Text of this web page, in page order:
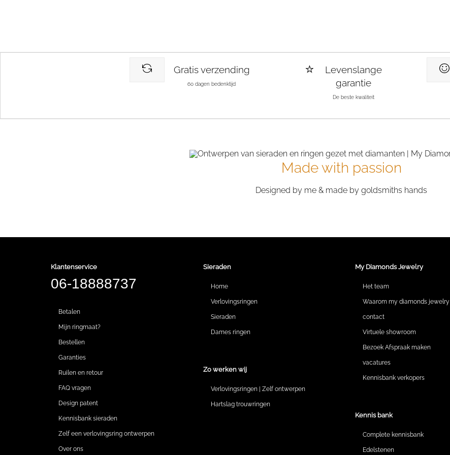
Gratis verzending
60 dagen bedenktijd
Levenslange
garantie
De beste kwaliteit
Made with passion
Designed by me & made by goldsmiths hands
Klantenservice
06-18888737
Betalen
Mijn ringmaat?
Bestellen
Garanties
Ruilen en retour
FAQ vragen
Design patent
Kennisbank sieraden
Zelf een verlovingsring ontwerpen
Over ons
Sieraden
Home
Verlovingsringen
Sieraden
Dames ringen
Zo werken wij
Verlovingsringen | Zelf ontwerpen
Hartslag trouwringen
My Diamonds Jewelry
Het team
Waarom my diamonds jewelry
contact
Virtuele showroom
Bezoek Afspraak maken
vacatures
Kennisbank verkopers
Kennis bank
Complete kennisbank
Edelstenen